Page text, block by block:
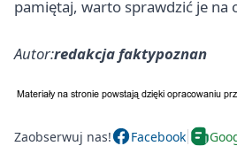
pamiętaj, warto sprawdzić je na
Autor:redakcja faktypoznan
Zaobserwuj nas! Facebook